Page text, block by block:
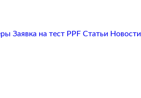
Заявка на тест PPF Статьи Новости